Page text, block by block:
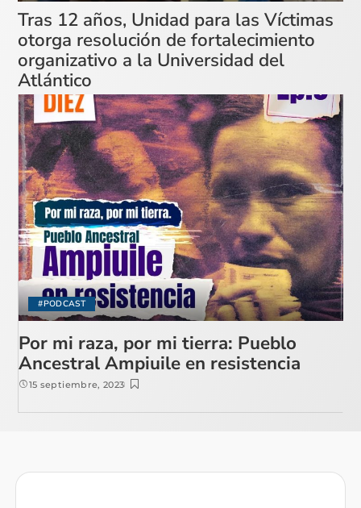
Tras 12 años, Unidad para las Víctimas
otorga resolución de fortalecimiento
organizativo a la Universidad del
Atlántico
#PODCAST
Por mi raza, por mi tierra: Pueblo
Ancestral Ampiuile en resistencia
15 septiembre, 2023